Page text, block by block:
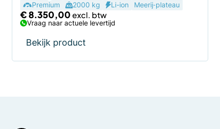
Premium 2000 kg Li-ion Meerij‑plateau
€8.350,00
Vraag naar actuele levertijd
Bekijk product